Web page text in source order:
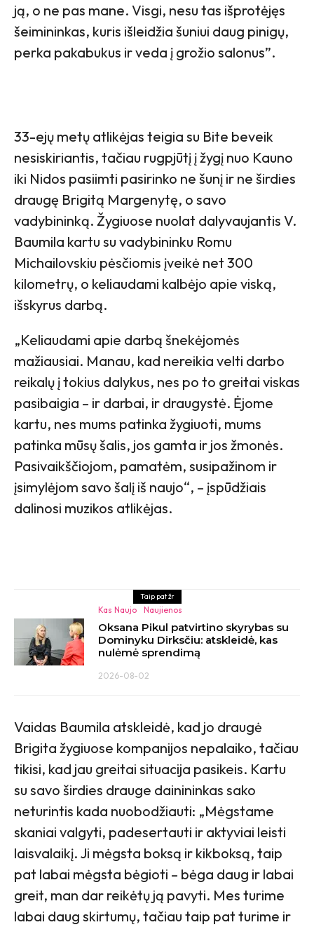
ją, o ne pas mane. Visgi, nesu tas išprotėjęs
šeimininkas, kuris išleidžia šuniui daug pinigų,
perka pakabukus ir veda į grožio salonus”.
33-ejų metų atlikėjas teigia su Bite beveik
nesiskiriantis, tačiau rugpjūtį į žygį nuo Kauno
iki Nidos pasiimti pasirinko ne šunį ir ne širdies
draugę Brigitą Margenytę, o savo
vadybininką. Žygiuose nuolat dalyvaujantis V.
Baumila kartu su vadybininku Romu
Michailovskiu pėsčiomis įveikė net 300
kilometrų, o keliaudami kalbėjo apie viską,
išskyrus darbą.
„Keliaudami apie darbą šnekėjomės
mažiausiai. Manau, kad nereikia velti darbo
reikalų į tokius dalykus, nes po to greitai viskas
pasibaigia – ir darbai, ir draugystė. Ėjome
kartu, nes mums patinka žygiuoti, mums
patinka mūsų šalis, jos gamta ir jos žmonės.
Pasivaikščiojom, pamatėm, susipažinom ir
įsimylėjom savo šalį iš naujo“, – įspūdžiais
dalinosi muzikos atlikėjas.
Taip pat žr
Kas Naujo Naujienos
Oksana Pikul patvirtino skyrybas su
Dominyku Dirksčiu: atskleidė, kas
nulėmė sprendimą
2026-08-02
Vaidas Baumila atskleidė, kad jo draugė
Brigita žygiuose kompanijos nepalaiko, tačiau
tikisi, kad jau greitai situacija pasikeis. Kartu
su savo širdies drauge dainininkas sako
neturintis kada nuobodžiauti: „Mėgstame
skaniai valgyti, padesertauti ir aktyviai leisti
laisvalaikį. Ji mėgsta boksą ir kikboksą, taip
pat labai mėgsta bėgioti – bėga daug ir labai
greit, man dar reikėtų ją pavyti. Mes turime
labai daug skirtumų, tačiau taip pat turime ir